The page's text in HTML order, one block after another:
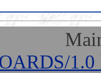
1.0